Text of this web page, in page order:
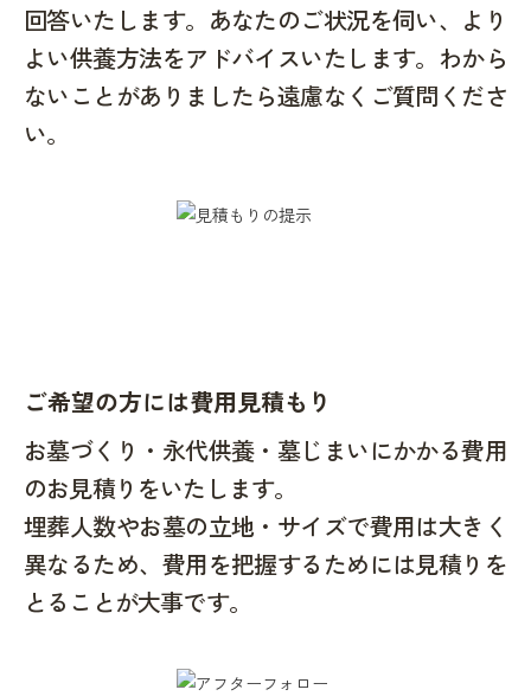
回答いたします。あなたのご状況を伺い、より
よい供養方法をアドバイスいたします。わから
ないことがありましたら遠慮なくご質問くださ
い。
ご希望の方には費用見積もり
お墓づくり・永代供養・墓じまいにかかる費用
のお見積りをいたします。
埋葬人数やお墓の立地・サイズで費用は大きく
異なるため、費用を把握するためには見積りを
とることが大事です。